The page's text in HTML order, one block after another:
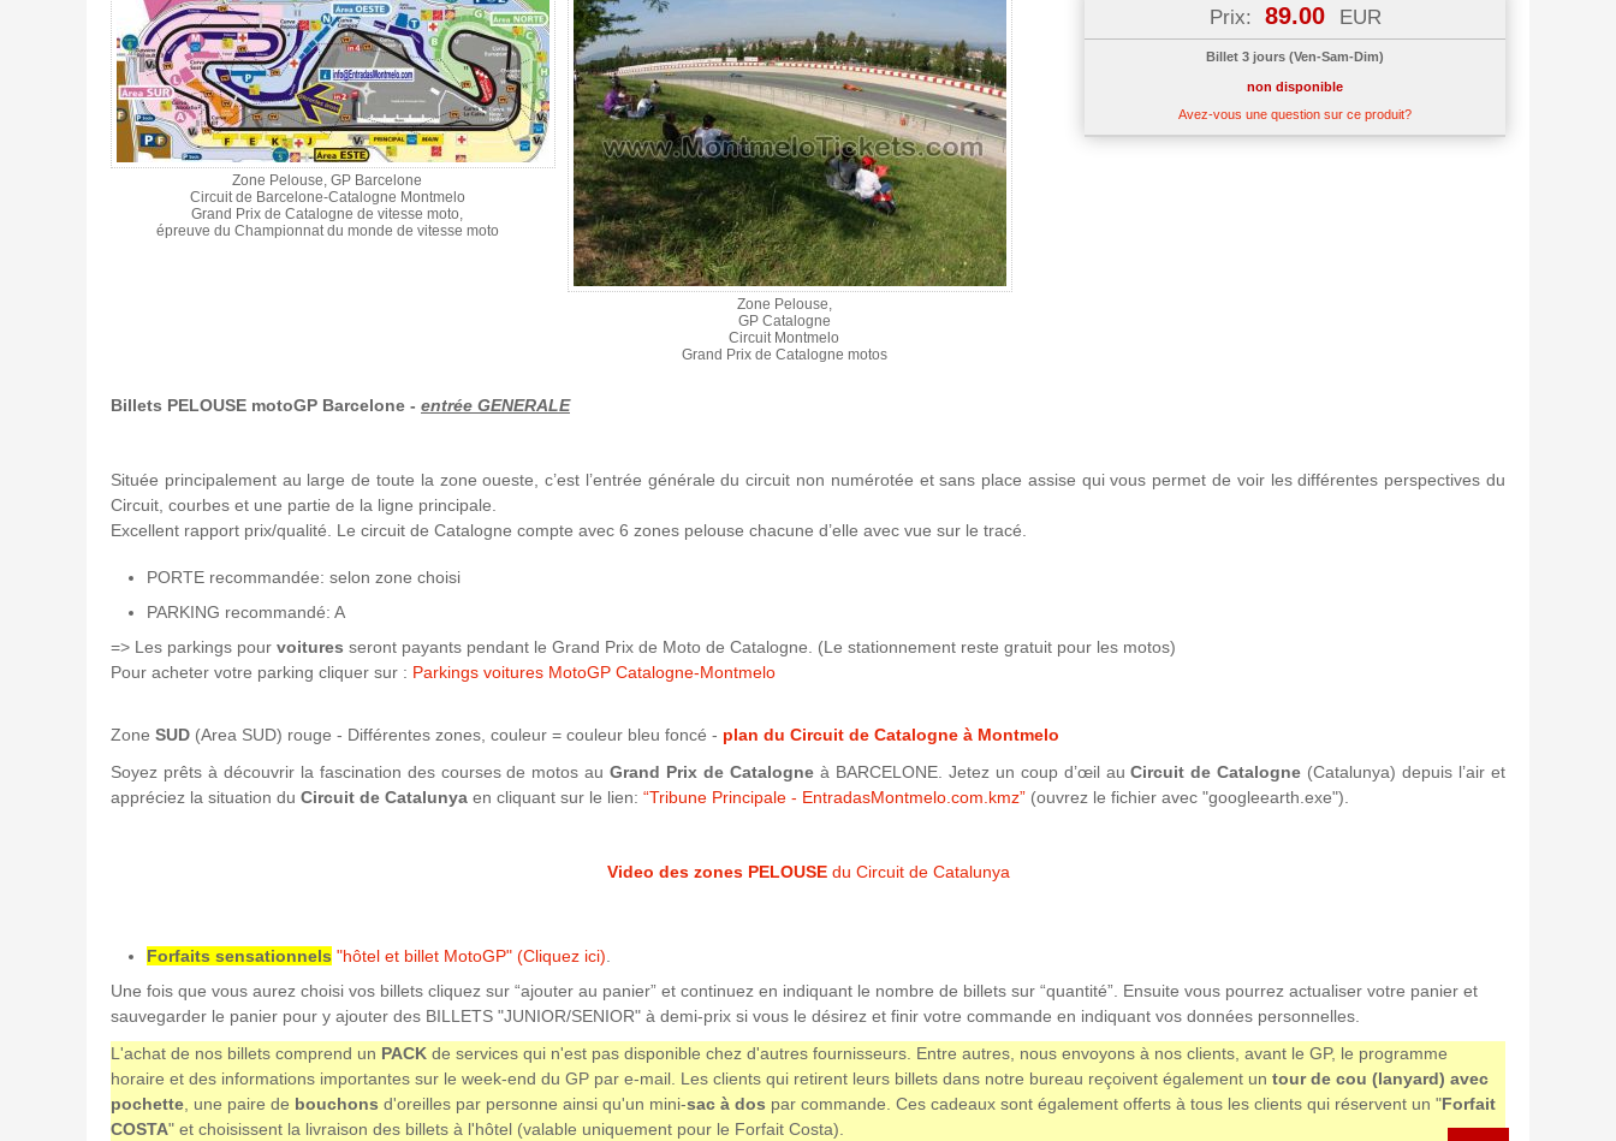
Zone Pelouse, GP Barcelone
Circuit de Barcelone-Catalogne Montmelo
Grand Prix de Catalogne de vitesse moto,
épreuve du Championnat du monde de vitesse moto
Zone Pelouse,
GP Catalogne
Circuit Montmelo
Grand Prix de Catalogne motos
Prix: 89.00 EUR
Billet 3 jours (Ven-Sam-Dim)
non disponible
Avez-vous une question sur ce produit?
Billets PELOUSE motoGP Barcelone - entrée GENERALE
Située principalement au large de toute la zone oueste, c’est l’entrée générale du circuit non numérotée et sans place assise qui vous permet de voir les différentes perspectives du
Circuit, courbes et une partie de la ligne principale.
Excellent rapport prix/qualité. Le circuit de Catalogne compte avec 6 zones pelouse chacune d’elle avec vue sur le tracé.
PORTE recommandée: selon zone choisi
PARKING recommandé: A
=> Les parkings pour voitures seront payants pendant le Grand Prix de Moto de Catalogne. (Le stationnement reste gratuit pour les motos)
Pour acheter votre parking cliquer sur : Parkings voitures MotoGP Catalogne-Montmelo
Zone SUD (Area SUD) rouge - Différentes zones, couleur = couleur bleu foncé - plan du Circuit de Catalogne à Montmelo
Soyez prêts à découvrir la fascination des courses de motos auGrand Prix de Catalogne à BARCELONE. Jetez un coup d’œil auCircuit de Catalogne (Catalunya) depuis l’air et
appréciez la situation du Circuit de Catalunya en cliquant sur le lien: “Tribune Principale - EntradasMontmelo.com.kmz” (ouvrez le fichier avec "googleearth.exe").
Video des zones PELOUSE du Circuit de Catalunya
Forfaits sensationnels "hôtel et billet MotoGP" (Cliquez ici)
Une fois que vous aurez choisi vos billets cliquez sur “ajouter au panier” et continuez en indiquant le nombre de billets sur “quantité”. Ensuite vous pourrez actualiser votre panier et
sauvegarder le panier pour y ajouter des BILLETS "JUNIOR/SENIOR" à demi-prix si vous le désirez et finir votre commande en indiquant vos données personnelles.
L'achat de nos billets comprend un PACK de services qui n'est pas disponible chez d'autres fournisseurs. Entre autres, nous envoyons à nos clients, avant le GP, le programme
horaire et des informations importantes sur le week-end du GP par e-mail. Les clients qui retirent leurs billets dans notre bureau reçoivent également un tour de cou (lanyard) avec
pochette , une paire de bouchons d'oreilles par personne ainsi qu'un mini-sac à dos par commande. Ces cadeaux sont également offerts à tous les clients qui réservent un "Forfait
COSTA" et choisissent la livraison des billets à l'hôtel (valable uniquement pour le Forfait Costa).